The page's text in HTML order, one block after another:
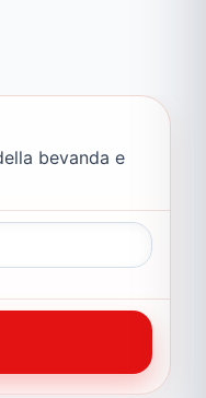
bevanda e